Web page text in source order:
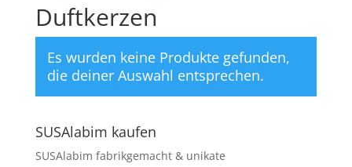
Duftkerzen
Es wurden keine Produkte gefunden,
die deiner Auswahl entsprechen.
SUSAlabim kaufen
SUSAlabim fabrikgemacht & unikate